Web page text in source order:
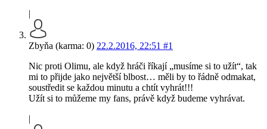
|
Zbyňa (karma: 0) 22.2.2016, 22:51 #1
Nic proti Olimu, ale když hráči říkají „musíme si to užít“, tak
mi to přijde jako největší blbost… měli by to řádně odmakat,
soustředit se každou minutu a chtít vyhrát!!!
Užít si to můžeme my fans, právě když budeme vyhrávat.
|